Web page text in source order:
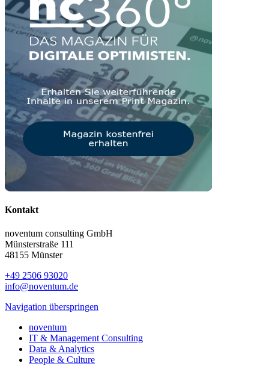
Kontakt
noventum consulting GmbH
Münsterstraße 111
48155 Münster
+49 2506 93020
info@noventum.de
Navigation überspringen
noventum
IT & Management Consulting
Data & Analytics
People & Culture